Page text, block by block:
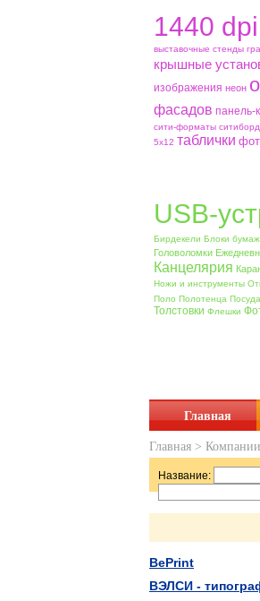
1440 dpi
выставочные стенды
крышные
изображения неон
фасадов панель-
сити-форматы
5х12 таблички
USB-
Бирдекели Блоки
Головоломки
Канцелярия
Ножи и инструменты
Поло Полотенца Посуда
Толстовки Флешки
Главная
Главная > Компании
Название:
BePrint
ВЭЛСИ -